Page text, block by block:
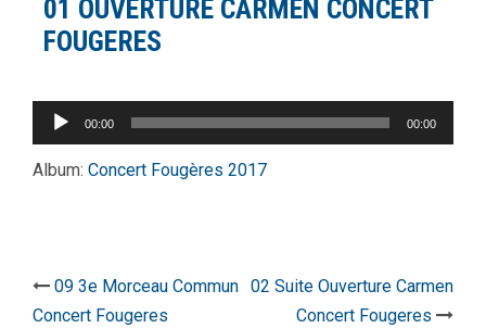
01 OUVERTURE CARMEN CONCERT
FOUGERES
Lecteur
audio
00:00 00:00
Album: Concert Fougères 2017
Navigation
09 3e Morceau Commun
Concert Fougeres
02 Suite Ouverture Carmen
Concert Fougeres